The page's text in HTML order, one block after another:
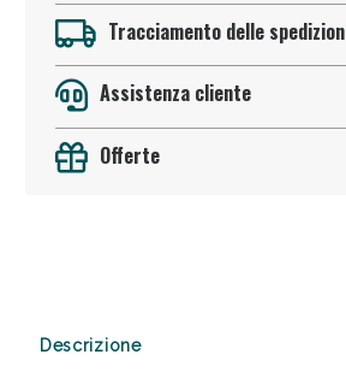
Tracciamento delle
Assistenza cliente
Offerte
Descrizione
oggi!